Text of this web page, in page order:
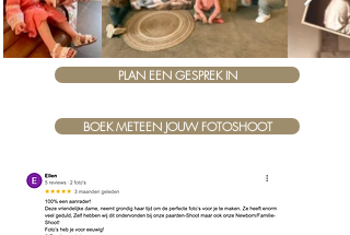
PLAN EEN GESPREK IN
BOEK METEEN JOUW FOTOSHOOT